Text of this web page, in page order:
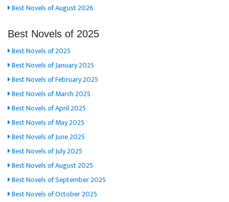
Best Novels of August 2026
Best Novels of 2025
Best Novels of 2025
Best Novels of January 2025
Best Novels of February 2025
Best Novels of March 2025
Best Novels of April 2025
Best Novels of May 2025
Best Novels of June 2025
Best Novels of July 2025
Best Novels of August 2025
Best Novels of September 2025
Best Novels of October 2025